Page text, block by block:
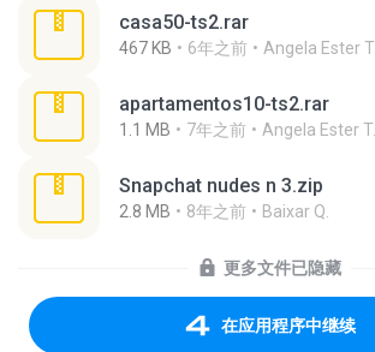
casa50-ts2.rar
467 KB 6年之前 Angela Ester T.
apartamentos10-ts2.rar
1.1 MB 7年之前 Angela Ester T.
Snapchat nudes n 3.zip
2.8 MB 8年之前 Baixar Q.
更多文件已隐藏
在应用程序中继续